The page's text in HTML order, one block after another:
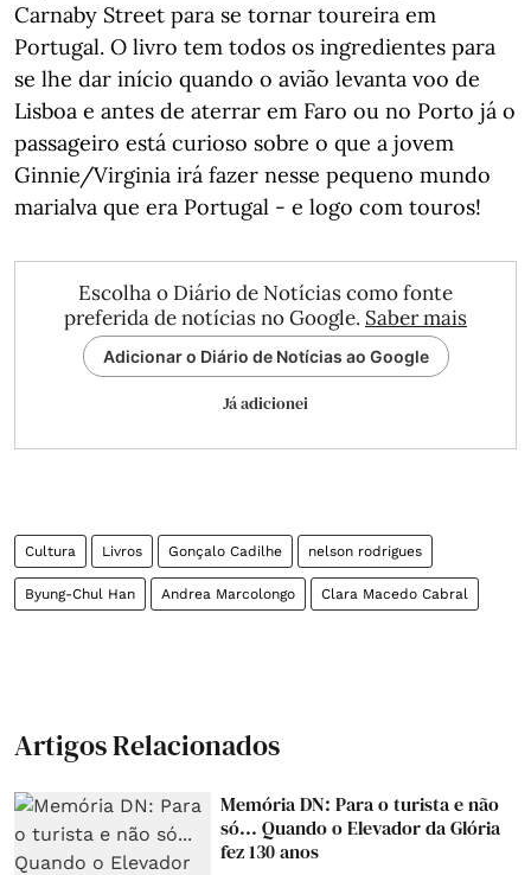
Carnaby Street para se tornar toureira em
Portugal. O livro tem todos os ingredientes para
se lhe dar início quando o avião levanta voo de
Lisboa e antes de aterrar em Faro ou no Porto já o
passageiro está curioso sobre o que a jovem
Ginnie/Virginia irá fazer nesse pequeno mundo
marialva que era Portugal - e logo com touros!
Escolha o Diário de Notícias como fonte
preferida de notícias no Google. Saber mais
Adicionar o Diário de Notícias ao Google
Já adicionei
Cultura Livros Gonçalo Cadilhe nelson rodrigues
Byung-Chul Han Andrea Marcolongo Clara Macedo Cabral
Artigos Relacionados
Memória DN: Para o turista e não
só... Quando o Elevador da Glória
fez 130 anos